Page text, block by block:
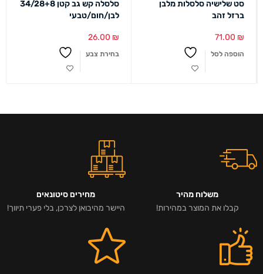
סט שלישיה סלסלות מלבן
ברזל זהב
71.00 ₪
הוספה לסל
סלסלה קש גב קטן 34/28+8
לבן/חום/טבעי
26.00 ₪
בחירת צבע
משלוח מהיר
קבלו את המוצר במהירות!
מחירים סיטונאים
היישר מהיבואן לצרכן, בלי פערי תיווך!